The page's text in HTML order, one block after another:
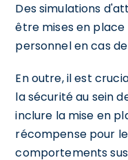
Des simulations
être mises en
personnel en cas
En outre, il est
la sécurité au sein
inclure la mise en
récompense pour
comportements